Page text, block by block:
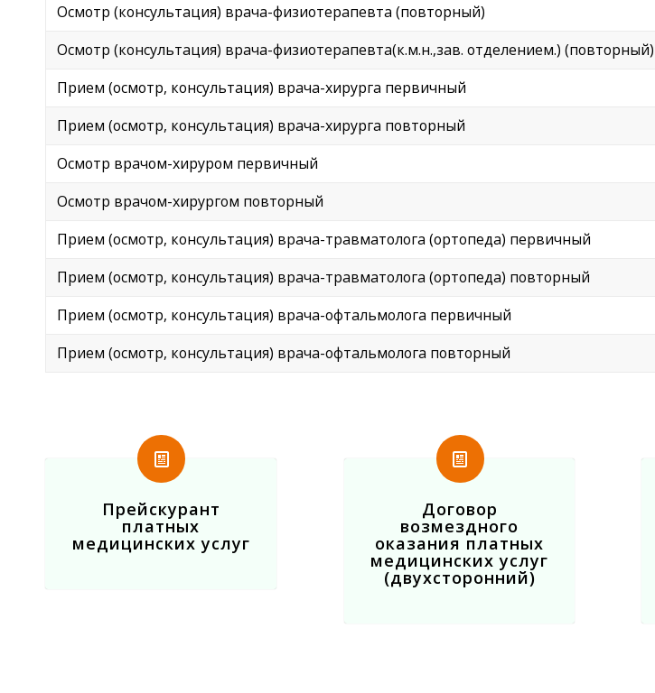
Осмотр (консультация) врача-физиотерапевта (повторный)
Осмотр (консультация) врача-физиотерапевта(к.м.н.,зав. отделением.) (повторный)
Прием (осмотр, консультация) врача-хирурга первичный
Прием (осмотр, консультация) врача-хирурга повторный
Осмотр врачом-хируром первичный
Осмотр врачом-хирургом повторный
Прием (осмотр, консультация) врача-травматолога (ортопеда) первичный
Прием (осмотр, консультация) врача-травматолога (ортопеда) повторный
Прием (осмотр, консультация) врача-офтальмолога первичный
Прием (осмотр, консультация) врача-офтальмолога повторный
Прейскурант
платных
медицинских услуг
Договор
возмездного
оказания платных
медицинских услуг
(двухсторонний)